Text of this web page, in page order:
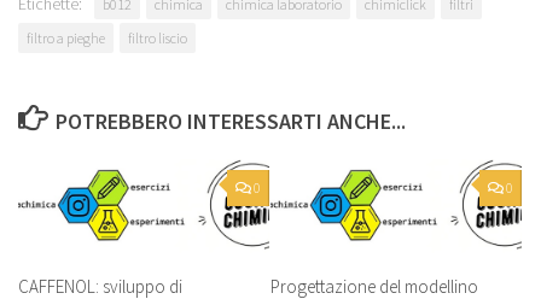
b012 chimica chimica laboratorio chimiclick
filtri
filtro a pieghe
filtro liscio
POTREBBERO INTERESSARTI ANCHE...
0
CAFFENOL: sviluppo di
0
Progettazione del modellino